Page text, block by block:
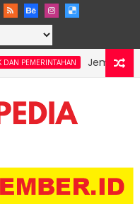
PEMERINTAHAN
Jember